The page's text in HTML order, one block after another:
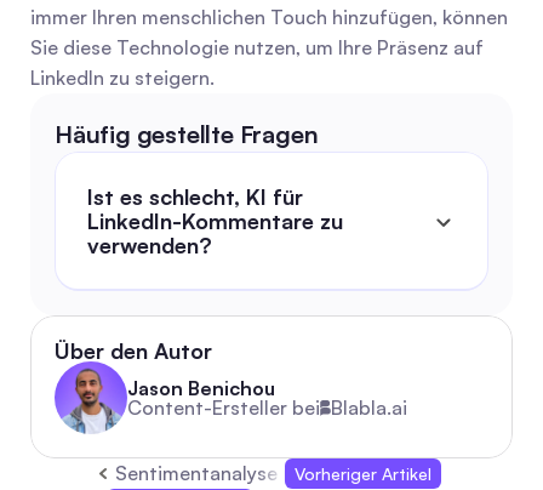
immer Ihren menschlichen Touch hinzufügen, können
Sie diese Technologie nutzen, um Ihre Präsenz auf
LinkedIn zu steigern.
Häufig gestellte Fragen
Ist es schlecht, KI für
LinkedIn-Kommentare zu
verwenden?
Über den Autor
Jason Benichou
Content-Ersteller bei Blabla.ai
Sentimentanalyse meistern: Techniken &
Vorheriger Artikel